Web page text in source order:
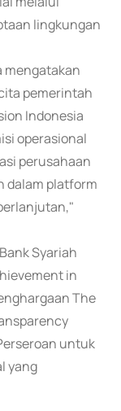
lingkungan
mengatakan
pemerintah
Indonesia
operasional
perusahaan
dalam platform
Syariah
in
The
untuk
yang